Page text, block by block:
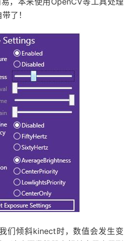
了！
们倾斜kinect时，数值会发生变